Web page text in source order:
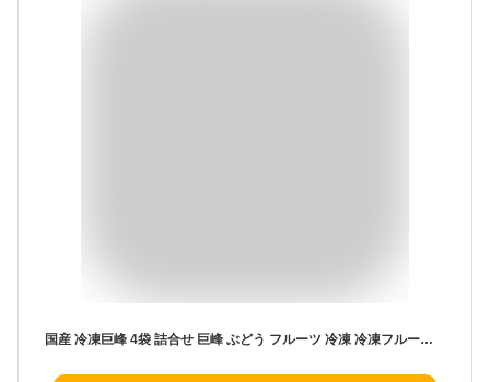
国産 冷凍巨峰 4袋 詰合せ 巨峰 ぶどう フルーツ 冷凍 冷凍フルーツ 国産 国内産 真空パック スムージー デトックスウォーター NORUCA